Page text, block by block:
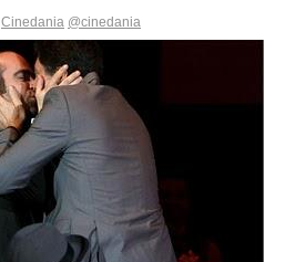
Cinedania @cinedania